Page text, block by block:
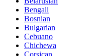
Bengali
Bosnian
Bulgarian
Cebuano
Chichewa